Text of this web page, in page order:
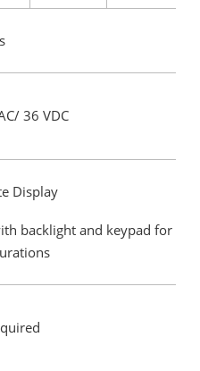
36 VDC
Display
backlight and keypad for